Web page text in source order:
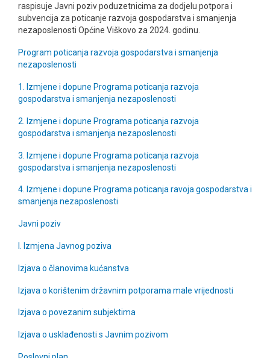
raspisuje Javni poziv poduzetnicima za dodjelu potpora i
subvencija za poticanje razvoja gospodarstva i smanjenja
nezaposlenosti Općine Viškovo za 2024. godinu.
Program poticanja razvoja gospodarstva i smanjenja
nezaposlenosti
1. Izmjene i dopune Programa poticanja razvoja
gospodarstva i smanjenja nezaposlenosti
2. Izmjene i dopune Programa poticanja razvoja
gospodarstva i smanjenja nezaposlenosti
3. Izmjene i dopune Programa poticanja razvoja
gospodarstva i smanjenja nezaposlenosti
4. Izmjene i dopune Programa poticanja ravoja gospodarstva i
smanjenja nezaposlenosti
Javni poziv
I. Izmjena Javnog poziva
Izjava o članovima kućanstva
Izjava o korištenim državnim potporama male vrijednosti
Izjava o povezanim subjektima
Izjava o usklađenosti s Javnim pozivom